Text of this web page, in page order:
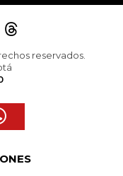
reservados.